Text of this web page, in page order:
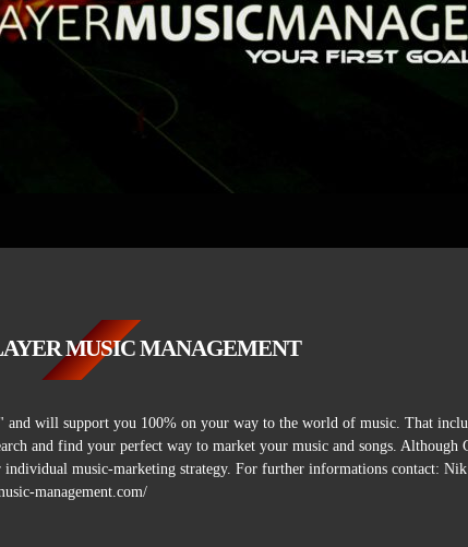
MUSIC MANAGEMENT
will support you 100% on your way to the world of music. That
and find your perfect way to market your music and songs. Although
music-marketing strategy. For further informations contact:
management.com/